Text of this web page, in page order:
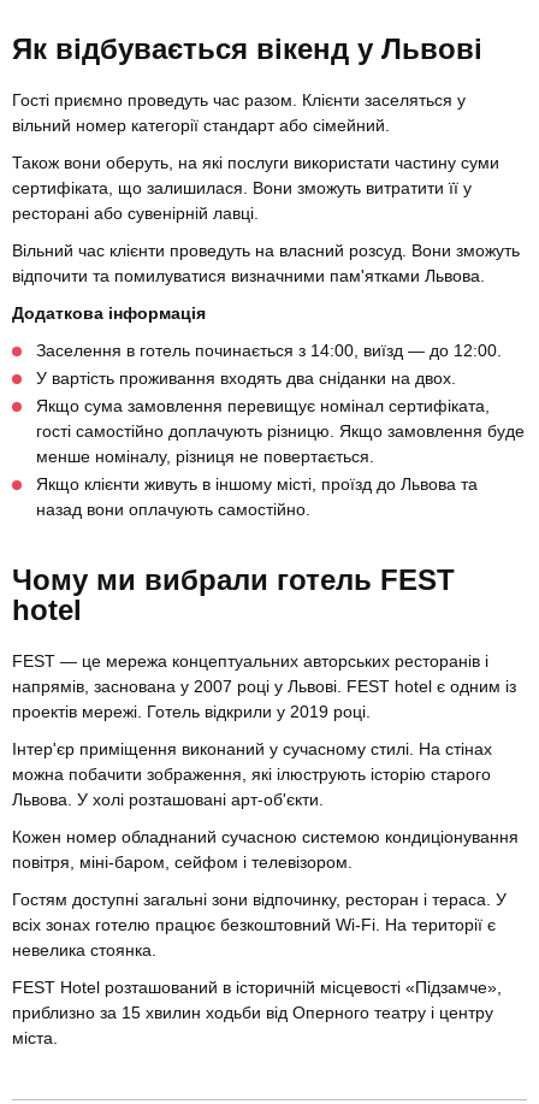
Як відбувається вікенд у Львові
Гості приємно проведуть час разом. Клієнти заселяться у
вільний номер категорії стандарт або сімейний.
Також вони оберуть, на які послуги використати частину суми
сертифіката, що залишилася. Вони зможуть витратити її у
ресторані або сувенірній лавці.
Вільний час клієнти проведуть на власний розсуд. Вони зможуть
відпочити та помилуватися визначними пам'ятками Львова.
Додаткова інформація
Заселення в готель починається з 14:00, виїзд — до 12:00.
У вартість проживання входять два сніданки на двох.
Якщо сума замовлення перевищує номінал сертифіката,
гості самостійно доплачують різницю. Якщо замовлення буде
менше номіналу, різниця не повертається.
Якщо клієнти живуть в іншому місті, проїзд до Львова та
назад вони оплачують самостійно.
Чому ми вибрали готель FEST
hotel
FEST — це мережа концептуальних авторських ресторанів і
напрямів, заснована у 2007 році у Львові. FEST hotel є одним із
проектів мережі. Готель відкрили у 2019 році.
Інтер'єр приміщення виконаний у сучасному стилі. На стінах
можна побачити зображення, які ілюструють історію старого
Львова. У холі розташовані арт-об'єкти.
Кожен номер обладнаний сучасною системою кондиціонування
повітря, міні-баром, сейфом і телевізором.
Гостям доступні загальні зони відпочинку, ресторан і тераса. У
всіх зонах готелю працює безкоштовний Wi-Fi. На території є
невелика стоянка.
FEST Hotel розташований в історичній місцевості «Підзамче»,
приблизно за 15 хвилин ходьби від Оперного театру і центру
міста.